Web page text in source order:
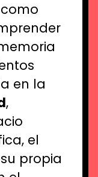
en la
,
el
propia